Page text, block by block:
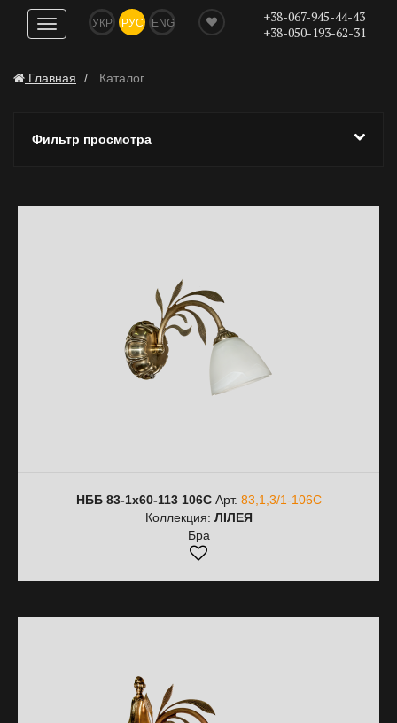
Показать
навигацию
УКР РУС ENG
+38-067-945-44-43
+38-050-193-62-31
Главная Каталог
Фильтр просмотра
НББ 83-1х60-113 106САрт. 83,1,3/1-106С
Коллекция: ЛІЛЕЯ
Бра